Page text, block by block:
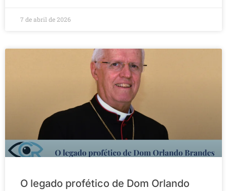
7 de abril de 2026
O legado profético de Dom Orlando